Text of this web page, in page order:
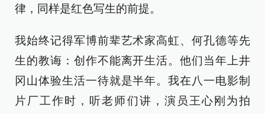
律，同样是红色写生的前提。
我始终记得军博前辈艺术家高虹、何孔德等先
生的教诲：创作不能离开生活。他们当年上井
冈山体验生活一待就是半年。我在八一电影制
片厂工作时，听老师们讲，演员王心刚为拍